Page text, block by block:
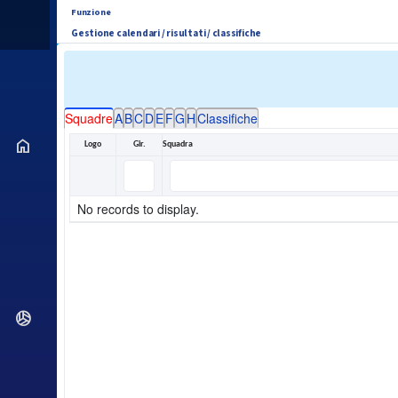
home
sports_volleyball
Funzione
Gestione calendari / risultati / classifiche
SquadreABCDEFG HClassifiche
Logo Gir. Squadra
No records to display.